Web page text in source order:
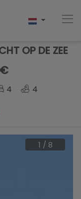
OP DE ZEE
4 4
1 / 8